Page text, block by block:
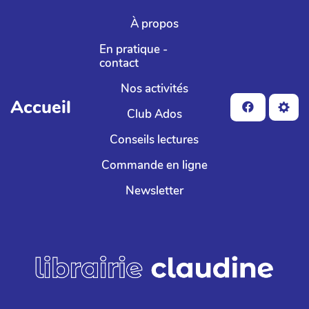
Aller au contenu principal
Accueil
À propos
En pratique -
contact
Nos activités
Club Ados
Conseils lectures
Commande en ligne
Newsletter